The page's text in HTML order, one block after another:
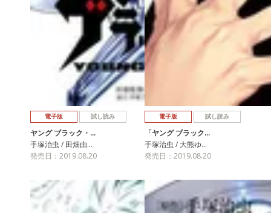
電子版 試し読み
ヤング ブラック・…
手塚治虫 / 田畑由…
発売日：2019.08.20
電子版 試し読み
「ヤング ブラック…
手塚治虫 / 大熊ゆ…
発売日：2019.08.20